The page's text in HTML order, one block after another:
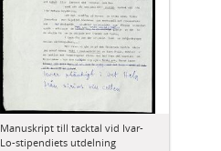
Manuskript till tacktal vid Ivar-
Lo-stipendiets utdelning